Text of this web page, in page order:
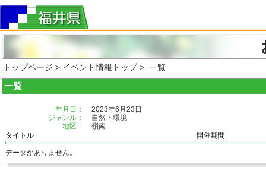
トップページ > イベント情報トップ> 一覧
一覧
年月日：
2023年6月23日
ジャンル：
自然・環境
地区：
嶺南
タイトル
開催期間
データがありません。